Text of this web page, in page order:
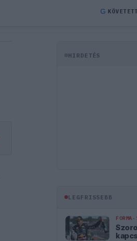
G
HIRDETÉS
LEGFRISSEBB